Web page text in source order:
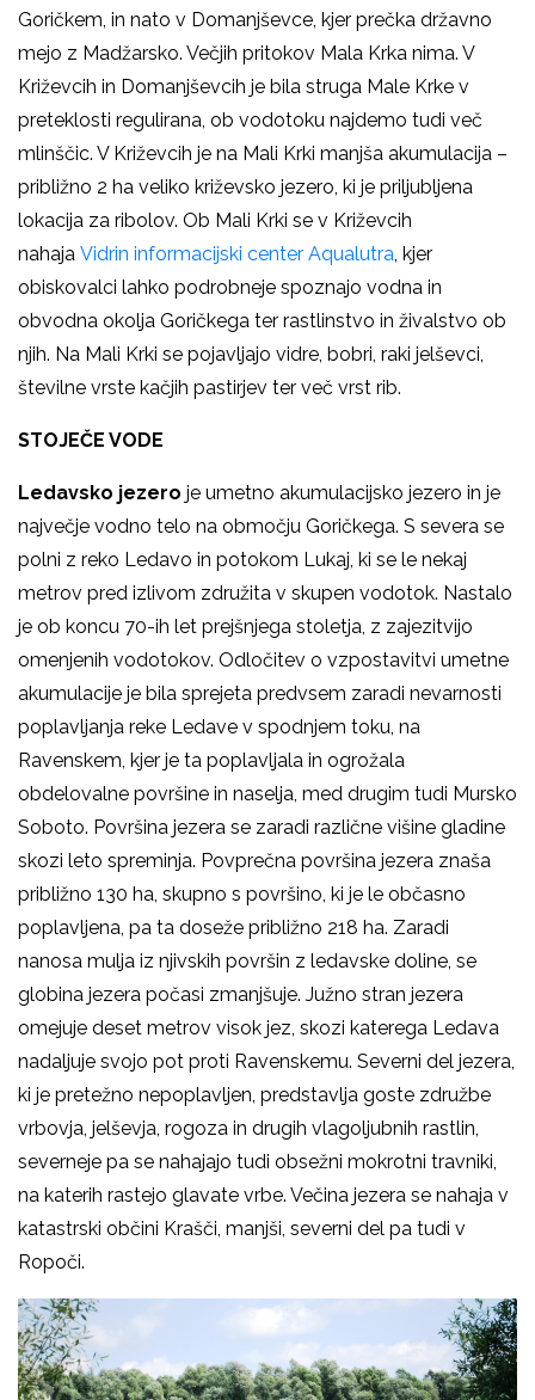
Goričkem, in nato v Domanjševce, kjer prečka državno
mejo z Madžarsko. Večjih pritokov Mala Krka nima. V
Križevcih in Domanjševcih je bila struga Male Krke v
preteklosti regulirana, ob vodotoku najdemo tudi več
mlinščic. V Križevcih je na Mali Krki manjša akumulacija –
približno 2 ha veliko križevsko jezero, ki je priljubljena
lokacija za ribolov. Ob Mali Krki se v Križevcih
nahaja Vidrin informacijski center Aqualutra, kjer
obiskovalci lahko podrobneje spoznajo vodna in
obvodna okolja Goričkega ter rastlinstvo in živalstvo ob
njih. Na Mali Krki se pojavljajo vidre, bobri, raki jelševci,
številne vrste kačjih pastirjev ter več vrst rib.
STOJEČE VODE
Ledavsko jezero je umetno akumulacijsko jezero in je
največje vodno telo na območju Goričkega. S severa se
polni z reko Ledavo in potokom Lukaj, ki se le nekaj
metrov pred izlivom združita v skupen vodotok. Nastalo
je ob koncu 70-ih let prejšnjega stoletja, z zajezitvijo
omenjenih vodotokov. Odločitev o vzpostavitvi umetne
akumulacije je bila sprejeta predvsem zaradi nevarnosti
poplavljanja reke Ledave v spodnjem toku, na
Ravenskem, kjer je ta poplavljala in ogrožala
obdelovalne površine in naselja, med drugim tudi Mursko
Soboto. Površina jezera se zaradi različne višine gladine
skozi leto spreminja. Povprečna površina jezera znaša
približno 130 ha, skupno s površino, ki je le občasno
poplavljena, pa ta doseže približno 218 ha. Zaradi
nanosa mulja iz njivskih površin z ledavske doline, se
globina jezera počasi zmanjšuje. Južno stran jezera
omejuje deset metrov visok jez, skozi katerega Ledava
nadaljuje svojo pot proti Ravenskemu. Severni del jezera,
ki je pretežno nepoplavljen, predstavlja goste združbe
vrbovja, jelševja, rogoza in drugih vlagoljubnih rastlin,
severneje pa se nahajajo tudi obsežni mokrotni travniki,
na katerih rastejo glavate vrbe. Večina jezera se nahaja v
katastrski občini Krašči, manjši, severni del pa tudi v
Ropoči.